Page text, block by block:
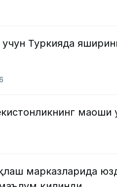
Туркияда
марказларида